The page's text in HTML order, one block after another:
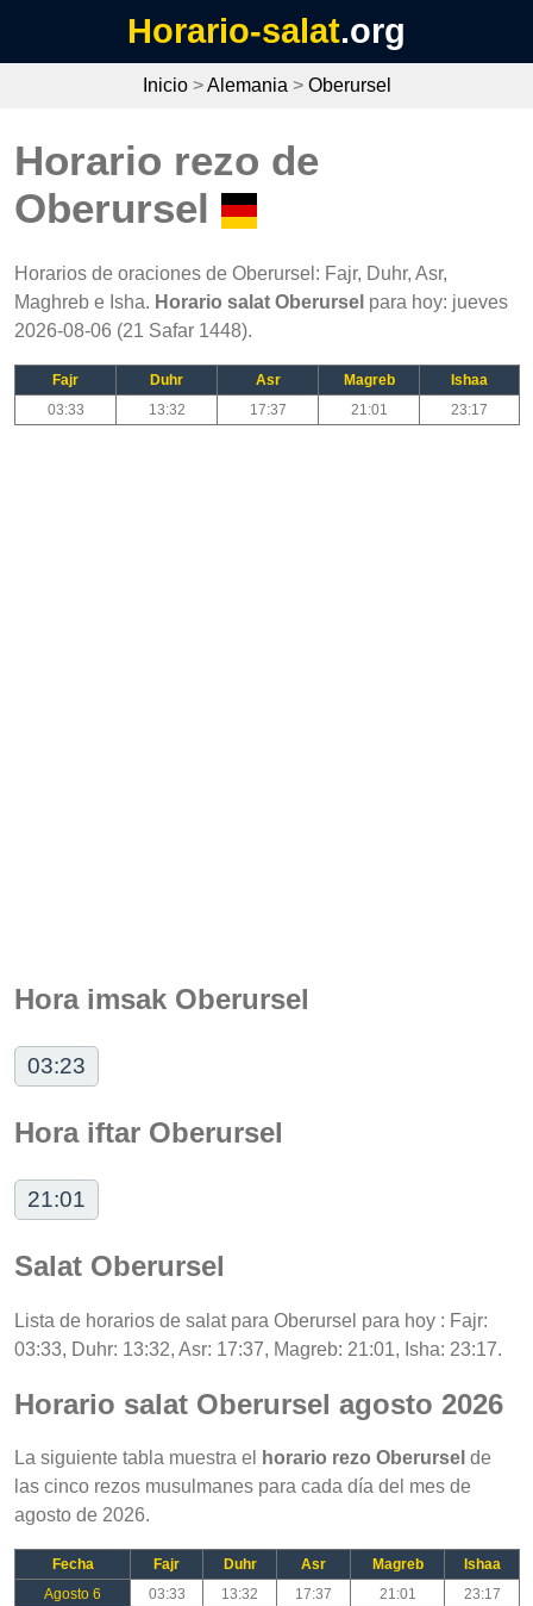
Horario-salat.org
Inicio>Alemania > Oberursel
Horario rezo de
Oberursel
Horarios de oraciones de Oberursel: Fajr, Duhr, Asr,
Maghreb e Isha. Horario salat Oberursel para hoy: jueves
2026-08-06 (21 Safar 1448).
Fajr Duhr Asr Magreb
Ishaa
03:33
13:32 17:37 21:01 23:17
Hora imsak Oberursel
03:23
Hora iftar Oberursel
21:01
Salat Oberursel
Lista de horarios de salat para Oberursel para hoy : Fajr:
03:33, Duhr: 13:32, Asr: 17:37, Magreb: 21:01, Isha: 23:17.
Horario salat Oberursel agosto 2026
La siguiente tabla muestra el horario rezo Oberursel de
las cinco rezos musulmanes para cada día del mes de
agosto de 2026.
Fecha Fajr Duhr Asr Magreb
Ishaa
Agosto 6
03:33 13:32 17:37 21:01
23:17